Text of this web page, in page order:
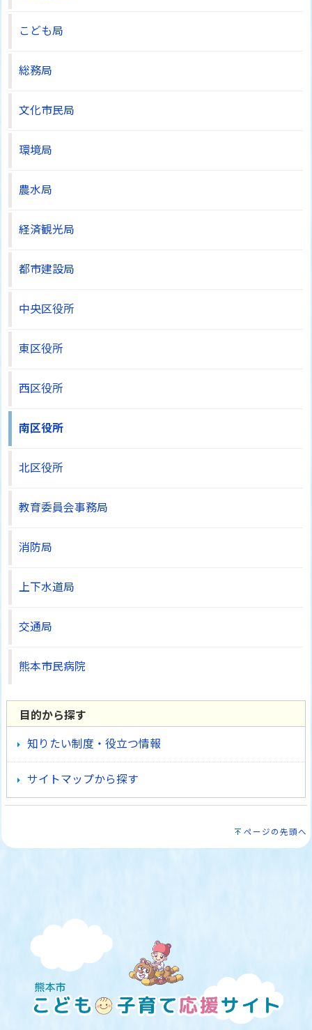
こども局
総務局
文化市民局
環境局
農水局
経済観光局
都市建設局
中央区役所
東区役所
西区役所
南区役所
北区役所
教育委員会事務局
消防局
上下水道局
交通局
熊本市民病院
目的から探す
知りたい制度・役立つ情報
サイトマップから探す
ページの先頭へ